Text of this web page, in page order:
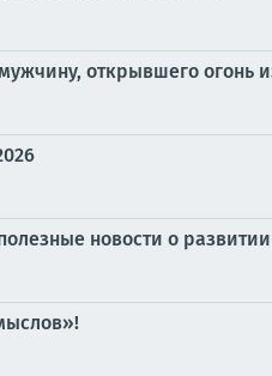
открывшего огонь
новости о